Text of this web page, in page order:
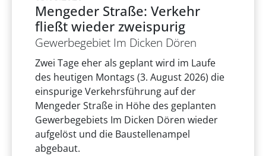
Mengeder Straße: Verkehr
fließt wieder zweispurig
Gewerbegebiet Im Dicken Dören
Zwei Tage eher als geplant wird im Laufe
des heutigen Montags (3. August 2026) die
einspurige Verkehrsführung auf der
Mengeder Straße in Höhe des geplanten
Gewerbegebiets Im Dicken Dören wieder
aufgelöst und die Baustellenampel
abgebaut.